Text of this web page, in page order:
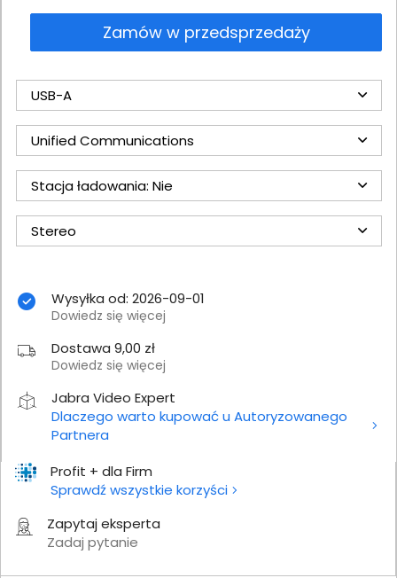
Profit + dla Firm
Sprawdź wszystkie korzyści
Zapytaj eksperta
Zadaj pytanie
Zamów w przedsprzedaży
USB-A
Unified Communications
Stacja ładowania: Nie
Stereo
Wysyłka od: 2026-09-01
Dowiedz się więcej
Dostawa 9,00 zł
Dowiedz się więcej
Jabra Video Expert
Dlaczego warto kupować u Autoryzowanego
Partnera